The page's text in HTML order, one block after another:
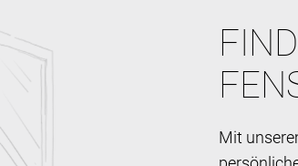
Mit